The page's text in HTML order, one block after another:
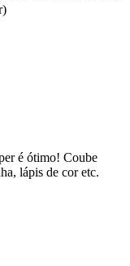
é ótimo! Coube
lápis de cor etc.